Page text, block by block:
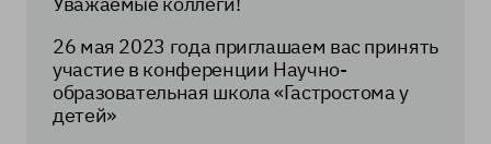
26 мая 2023 года приглашаем вас принять
участие в конференции Научно-
образовательная школа «Гастростома у
детей»